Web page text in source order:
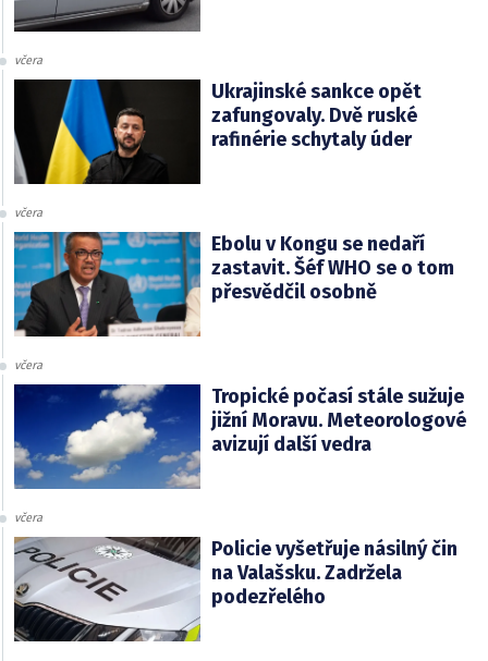
včera
Ukrajinské sankce opět
zafungovaly. Dvě ruské
rafinérie schytaly úder
včera
Ebolu v Kongu se nedaří
zastavit. Šéf WHO se o tom
přesvědčil osobně
včera
Tropické počasí stále sužuje
jižní Moravu. Meteorologové
avizují další vedra
včera
Policie vyšetřuje násilný čin
na Valašsku. Zadržela
podezřelého